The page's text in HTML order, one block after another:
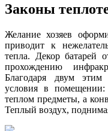
Законы
Желание хозяев
приводит к
тепла. Декор батарей
прохождению
Благодаря двум этим
условия в помещении:
теплом предметы, а
Теплый воздух,